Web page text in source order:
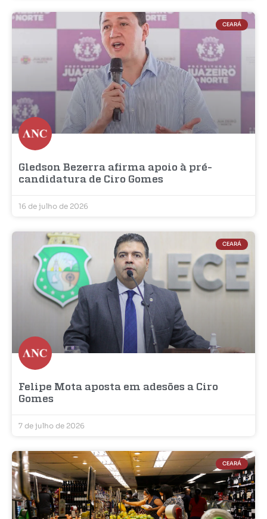
CEARÁ
Gledson Bezerra afirma apoio à pré-
candidatura de Ciro Gomes
16 de julho de 2026
CEARÁ
Felipe Mota aposta em adesões a Ciro
Gomes
7 de julho de 2026
CEARÁ